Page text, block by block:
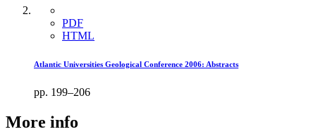
PDF
HTML
Atlantic Universities Geological Conference 2006: Abstracts
pp. 199–206
More info